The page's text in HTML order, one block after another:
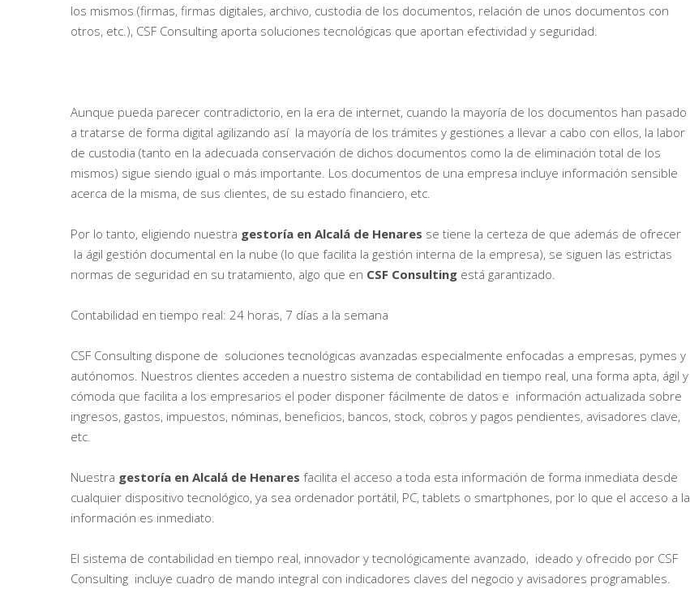
los mismos (firmas, firmas digitales, archivo, custodia de los documentos, relación de unos documentos con
otros, etc.), CSF Consulting aporta soluciones tecnológicas que aportan efectividad y seguridad.
Aunque pueda parecer contradictorio, en la era de internet, cuando la mayoría de los documentos han pasado
a tratarse de forma digital agilizando así la mayoría de los trámites y gestiones a llevar a cabo con ellos, la labor
de custodia (tanto en la adecuada conservación de dichos documentos como la de eliminación total de los
mismos) sigue siendo igual o más importante. Los documentos de una empresa incluye información sensible
acerca de la misma, de sus clientes, de su estado financiero, etc.
Por lo tanto, eligiendo nuestra gestoría en Alcalá de Henares se tiene la certeza de que además de ofrecer
la ágil gestión documental en la nube (lo que facilita la gestión interna de la empresa), se siguen las estrictas
normas de seguridad en su tratamiento, algo que en CSF Consulting está garantizado.
Contabilidad en tiempo real: 24 horas, 7 días a la semana
CSF Consulting dispone de soluciones tecnológicas avanzadas especialmente enfocadas a empresas, pymes y
autónomos. Nuestros clientes acceden a nuestro sistema de contabilidad en tiempo real, una forma apta, ágil y
cómoda que facilita a los empresarios el poder disponer fácilmente de datos e información actualizada sobre
ingresos, gastos, impuestos, nóminas, beneficios, bancos, stock, cobros y pagos pendientes, avisadores clave,
etc.
Nuestra gestoría en Alcalá de Henares facilita el acceso a toda esta información de forma inmediata desde
cualquier dispositivo tecnológico, ya sea ordenador portátil, PC, tablets o smartphones, por lo que el acceso a la
información es inmediato.
El sistema de contabilidad en tiempo real, innovador y tecnológicamente avanzado, ideado y ofrecido por CSF
Consulting incluye cuadro de mando integral con indicadores claves del negocio y avisadores programables.